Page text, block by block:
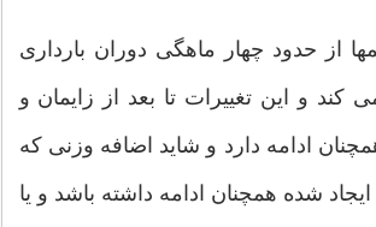
از حدود چهار ماهگی دوران بارداری
کند و این تغییرات تا بعد از زایمان و
ادامه دارد و شاید اضافه وزنی که
شده همچنان ادامه داشته باشد و یا